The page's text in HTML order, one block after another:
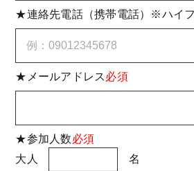
★連絡先電話（携帯電話）※ハイ
★メールアドレス必須
★参加人数必須
大人
名